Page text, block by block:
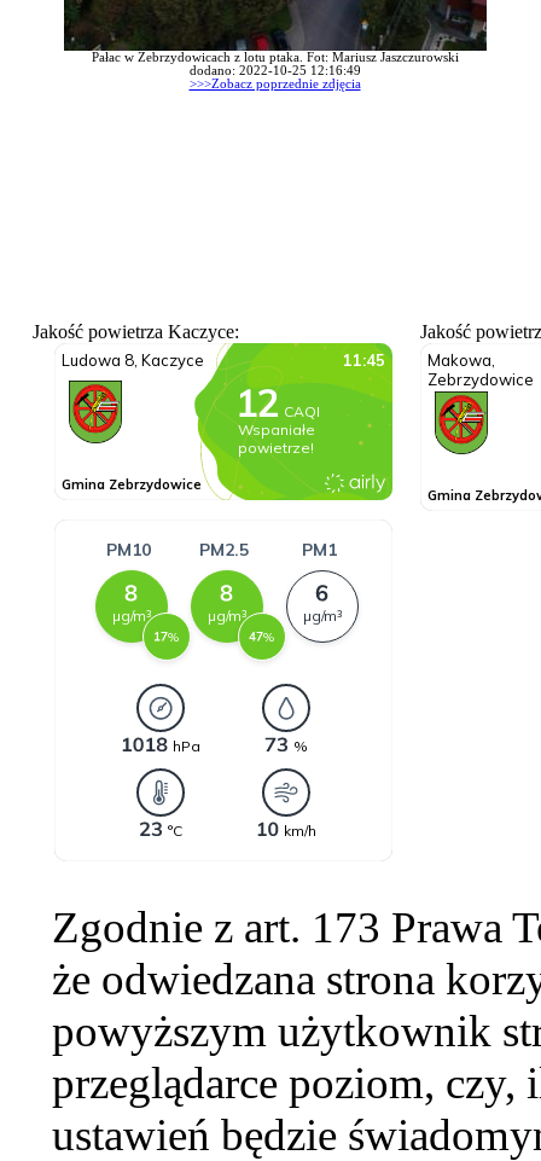
Pałac w Zebrzydowicach z lotu ptaka. Fot: Mariusz Jaszczurowski
dodano: 2022-10-25 12:16:49
>>>Zobacz poprzednie zdjęcia
Jakość powietrza Kaczyce: Jakość
Zgodnie z art. 173 Prawa
że odwiedzana strona
powyższym użytkownik
przeglądarce poziom,
ustawień będzie